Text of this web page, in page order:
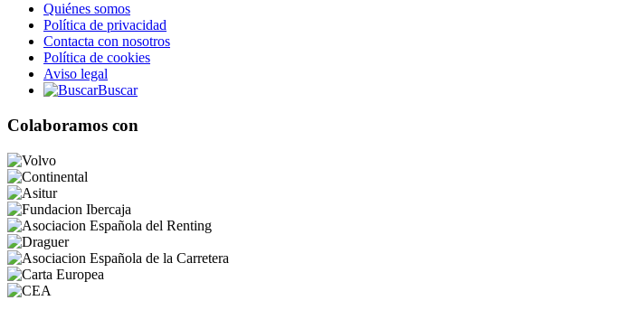
Quiénes somos
Política de privacidad
Contacta con nosotros
Política de cookies
Aviso legal
Buscar
Colaboramos con